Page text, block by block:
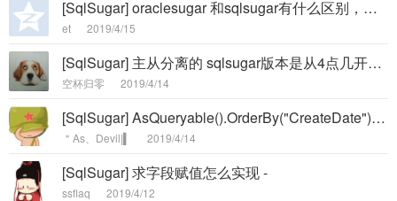
[SqlSugar] oraclesugar 和sqlsugar有什么区别，如果用oracl数据库，必须得用oraclesugar吗？着急！！ -
et 2019/4/15
[SqlSugar] 主从分离的 sqlsugar版本是从4点几开始的呢,为何引用的时候找不到这个类 -
空杯归零 2019/4/14
[SqlSugar] AsQueryable().OrderBy("CreateDate") 怎么进行升序或者降序排序 -
＂As、Devil|▍ 2019/4/14
[SqlSugar] 求字段赋值怎么实现 -
ssflaq 2019/4/12